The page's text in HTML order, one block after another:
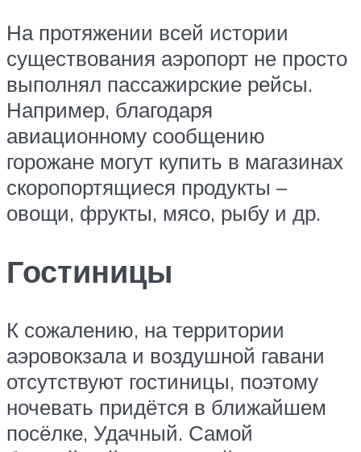
На протяжении всей истории
существования аэропорт не просто
выполнял пассажирские рейсы.
Например, благодаря
авиационному сообщению
горожане могут купить в магазинах
скоропортящиеся продукты –
овощи, фрукты, мясо, рыбу и др.
Гостиницы
К сожалению, на территории
аэровокзала и воздушной гавани
отсутствуют гостиницы, поэтому
ночевать придётся в ближайшем
посёлке, Удачный. Самой